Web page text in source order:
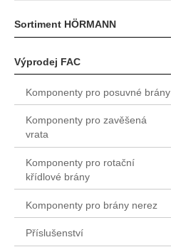
Sortiment HÖRMANN
Výprodej FAC
Komponenty pro posuvné brány
Komponenty pro zavěšená
vrata
Komponenty pro rotační
křídlové brány
Komponenty pro brány nerez
Příslušenství